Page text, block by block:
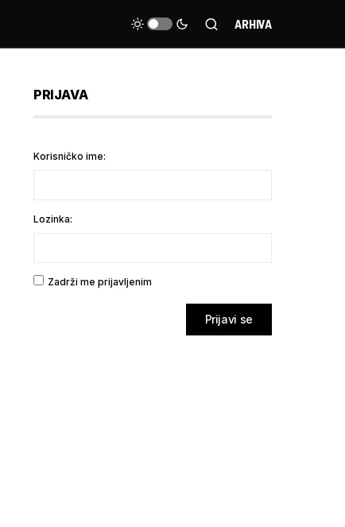
ARHIVA
PRIJAVA
Korisničko ime:
Lozinka:
Zadrži me prijavljenim
Prijavi se